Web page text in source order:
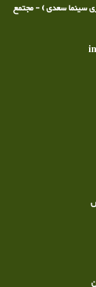
سینما سعدی ) - مجتمع